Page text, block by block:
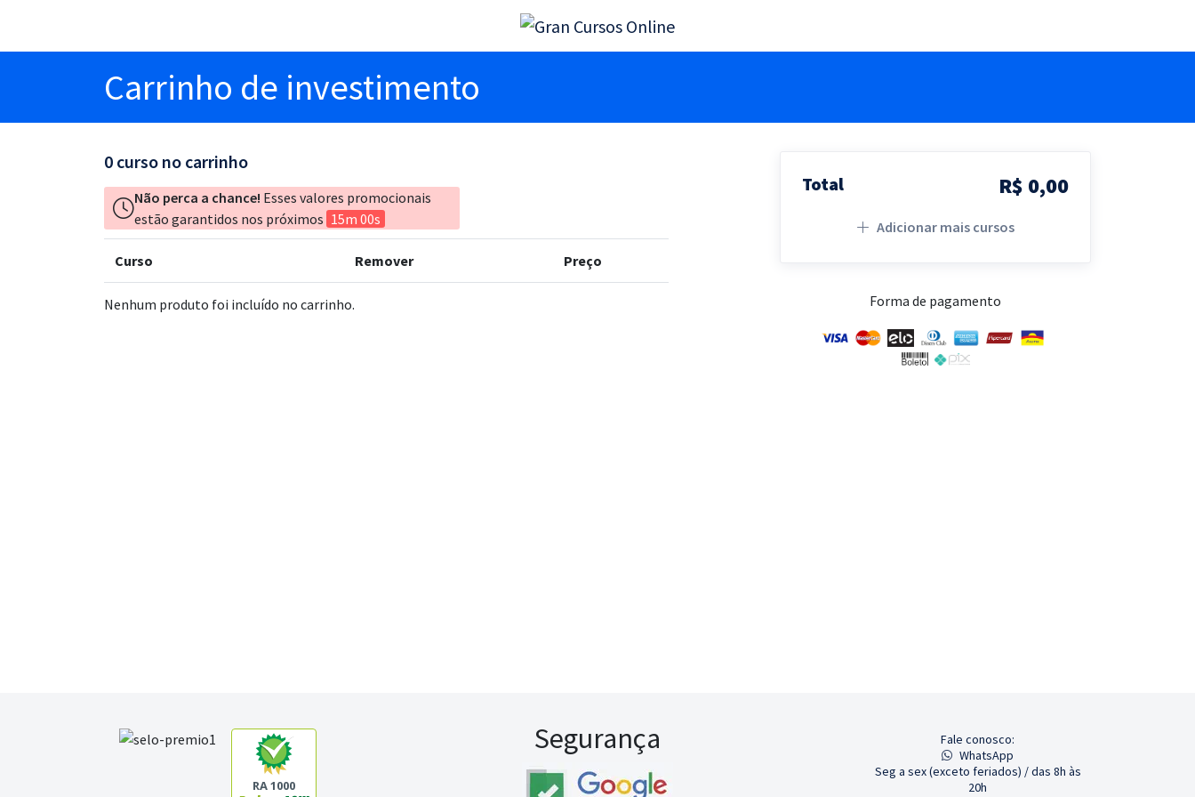
Carrinho de investimento
0 curso no carrinho
Não perca a chance! Esses valores promocionais
estão garantidos nos próximos 15m 00s
Curso Remover Preço
Nenhum produto foi incluído no carrinho.
Total R$ 0,00
Adicionar mais cursos
Forma de pagamento
RA 1000
Segurança
Fale conosco:
WhatsApp
Seg a sex (exceto feriados) / das 8h às
20h